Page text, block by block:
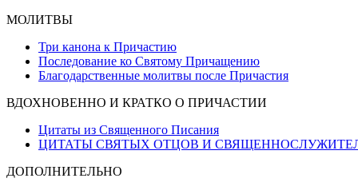
МОЛИТВЫ
Три канона к Причастию
Последование ко Святому Причащению
Благодарственные молитвы после Причастия
ВДОХНОВЕННО И КРАТКО О ПРИЧАСТИИ
Цитаты из Священного Писания
ЦИТАТЫ СВЯТЫХ ОТЦОВ И
ДОПОЛНИТЕЛЬНО